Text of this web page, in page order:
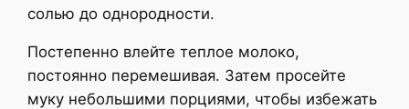
солью до однородности.
Постепенно влейте теплое молоко,
постоянно перемешивая. Затем просейте
муку небольшими порциями, чтобы избежать